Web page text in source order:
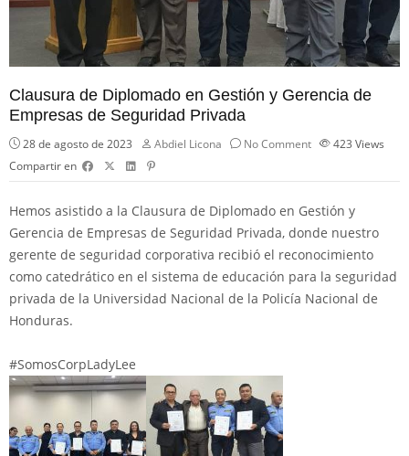
Clausura de Diplomado en Gestión y Gerencia de
Empresas de Seguridad Privada
28 de agosto de 2023 Abdiel Licona No Comment 423 Views
Compartir en
Hemos asistido a la Clausura de Diplomado en Gestión y
Gerencia de Empresas de Seguridad Privada, donde nuestro
gerente de seguridad corporativa recibió el reconocimiento
como catedrático en el sistema de educación para la seguridad
privada de la Universidad Nacional de la Policía Nacional de
Honduras.
#SomosCorpLadyLee